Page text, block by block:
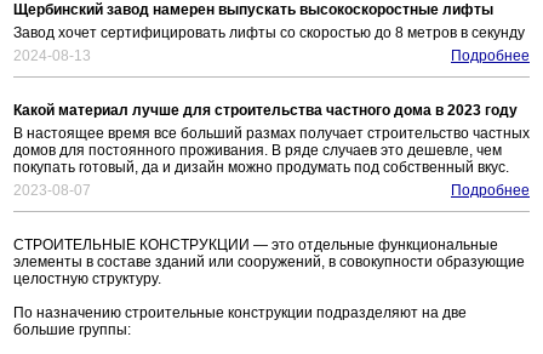
Щербинский завод намерен выпускать высокоскоростные лифты
Завод хочет сертифицировать лифты со скоростью до 8 метров в секунду
2024-08-13
Подробнее
Какой материал лучше для строительства частного дома в 2023 году
В настоящее время все больший размах получает строительство частных
домов для постоянного проживания. В ряде случаев это дешевле, чем
покупать готовый, да и дизайн можно продумать под собственный вкус.
2023-08-07
Подробнее
СТРОИТЕЛЬНЫЕ КОНСТРУКЦИИ — это отдельные функциональные
элементы в составе зданий или сооружений, в совокупности образующие
целостную структуру.
По назначению строительные конструкции подразделяют на две
большие группы: